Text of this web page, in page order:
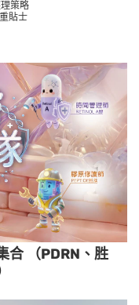
策略
貼士
合 （PDRN、胜